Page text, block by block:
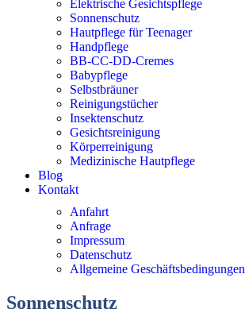
Elektrische Gesichtspflege
Sonnenschutz
Hautpflege für Teenager
Handpflege
BB-CC-DD-Cremes
Babypflege
Selbstbräuner
Reinigungstücher
Insektenschutz
Gesichtsreinigung
Körperreinigung
Medizinische Hautpflege
Blog
Kontakt
Anfahrt
Anfrage
Impressum
Datenschutz
Allgemeine Geschäftsbedingungen
Sonnen­schutz